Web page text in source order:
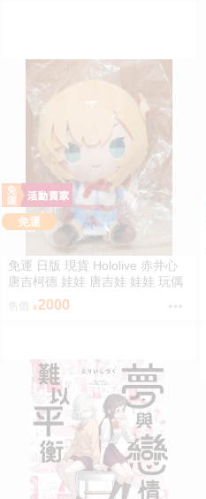
免運
免運 日版 現貨 Hololive 赤井心
唐吉柯德 娃娃 唐吉娃 娃娃 玩偶
ドン・キホーテ もちどる 赤井は
あと
售價 2000